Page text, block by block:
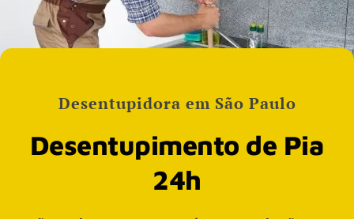
Desentupidora em São Paulo
Desentupimento de Pia
24h